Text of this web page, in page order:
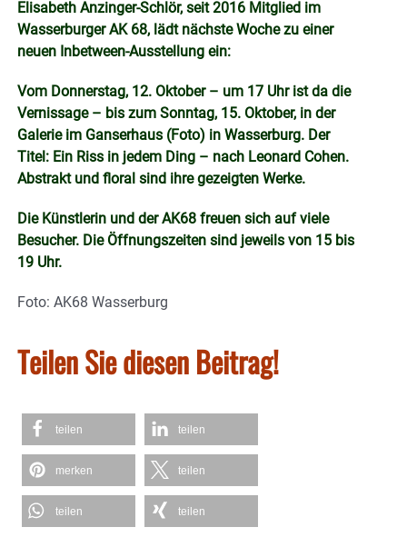
Elisabeth Anzinger-Schlör, seit 2016 Mitglied im
Wasserburger AK 68, lädt nächste Woche zu einer
neuen Inbetween-Ausstellung ein:
Vom Donnerstag, 12. Oktober – um 17 Uhr ist da die
Vernissage – bis zum Sonntag, 15. Oktober, in der
Galerie im Ganserhaus (Foto) in Wasserburg. Der
Titel: Ein Riss in jedem Ding – nach Leonard Cohen.
Abstrakt und floral sind ihre gezeigten Werke.
Die Künstlerin und der AK68 freuen sich auf viele
Besucher. Die Öffnungszeiten sind jeweils von 15 bis
19 Uhr.
Foto: AK68 Wasserburg
Teilen Sie diesen Beitrag!
teilen teilen
merken teilen
teilen teilen